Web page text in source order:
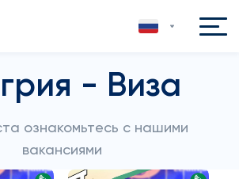
- Виза
ознакомьтесь с нашими
вакансиями